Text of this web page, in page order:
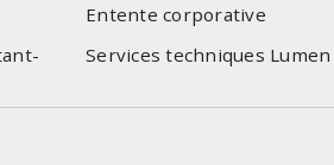
Entente corporative
Services techniques Lumen